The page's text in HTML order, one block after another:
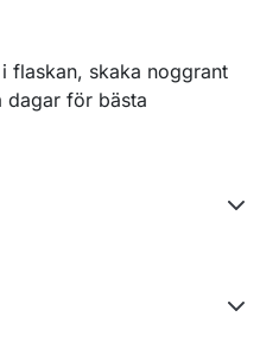
flaskan, skaka noggrant
dagar för bästa